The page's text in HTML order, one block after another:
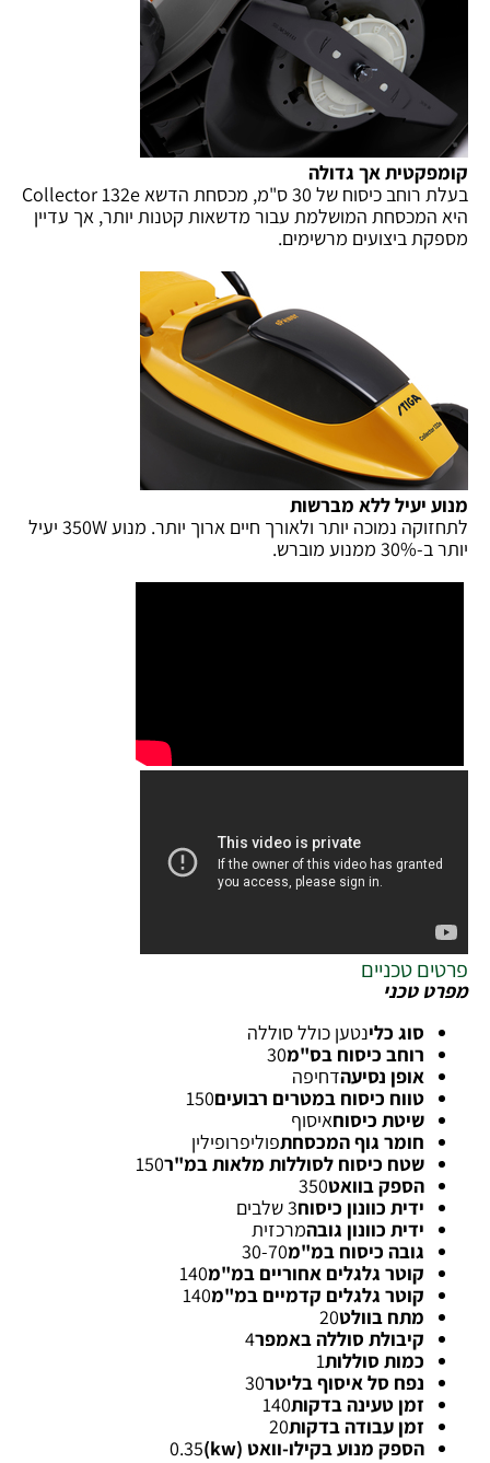
קומפקטית אך גדולה
בעלת רוחב כיסוח של 30 ס"מ, מכסחת הדשא Collector 132e
היא המכסחת המושלמת עבור מדשאות קטנות יותר, אך עדיין
מספקת ביצועים מרשימים.
מנוע יעיל ללא מברשות
לתחזוקה נמוכה יותר ולאורך חיים ארוך יותר. מנוע 350W יעיל
יותר ב-30% ממנוע מוברש.
פרטים טכניים
מפרט טכני
סוג כלינטען כולל סוללה
רוחב כיסוח בס"מ30
אופן נסיעהדחיפה
טווח כיסוח במטרים רבועים150
שיטת כיסוחאיסוף
חומר גוף המכסחתפוליפרופילין
שטח כיסוח לסוללות מלאות במ"ר150
הספק בוואט350
ידית כוונון כיסוח3 שלבים
ידית כוונון גובהמרכזית
גובה כיסוח במ"מ30-70
קוטר גלגלים אחוריים במ"מ140
קוטר גלגלים קדמיים במ"מ140
מתח בוולט20
קיבולת סוללה באמפר4
כמות סוללות1
נפח סל איסוף בליטר30
זמן טעינה בדקות140
זמן עבודה בדקות20
הספק מנוע בקילו-וואט (kw)
0.35